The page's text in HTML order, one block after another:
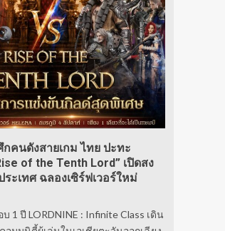
กคนดังสายเกม ไทย ปะทะ
of the Tenth Lord” เปิดสง
ะเทศ ฉลองเซิร์ฟเวอร์ใหม่
1 ปี LORDNINE : Infinite Class เดิน